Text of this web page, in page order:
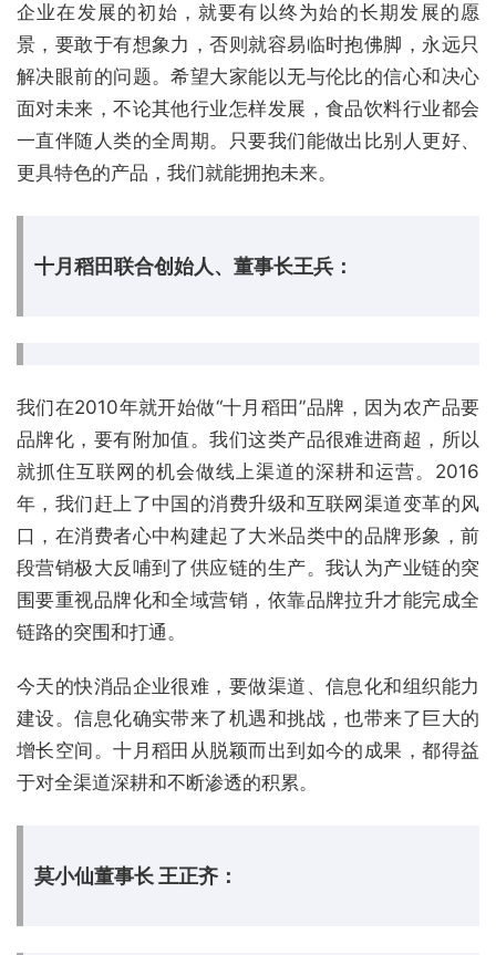
企业在发展的初始，就要有以终为始的长期发展的愿
景，要敢于有想象力，否则就容易临时抱佛脚，永远只
解决眼前的问题。希望大家能以无与伦比的信心和决心
面对未来，不论其他行业怎样发展，食品饮料行业都会
一直伴随人类的全周期。只要我们能做出比别人更好、
更具特色的产品，我们就能拥抱未来。
十月稻田联合创始人、董事长王兵：
我们在2010年就开始做“十月稻田”品牌，因为农产品要
品牌化，要有附加值。我们这类产品很难进商超，所以
就抓住互联网的机会做线上渠道的深耕和运营。2016
年，我们赶上了中国的消费升级和互联网渠道变革的风
口，在消费者心中构建起了大米品类中的品牌形象，前
段营销极大反哺到了供应链的生产。我认为产业链的突
围要重视品牌化和全域营销，依靠品牌拉升才能完成全
链路的突围和打通。
今天的快消品企业很难，要做渠道、信息化和组织能力
建设。信息化确实带来了机遇和挑战，也带来了巨大的
增长空间。十月稻田从脱颖而出到如今的成果，都得益
于对全渠道深耕和不断渗透的积累。
莫小仙董事长 王正齐：